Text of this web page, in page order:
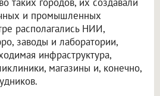
и промышленных
располагались НИИ,
заводы и лаборатории,
инфраструктура,
магазины и, конечно,